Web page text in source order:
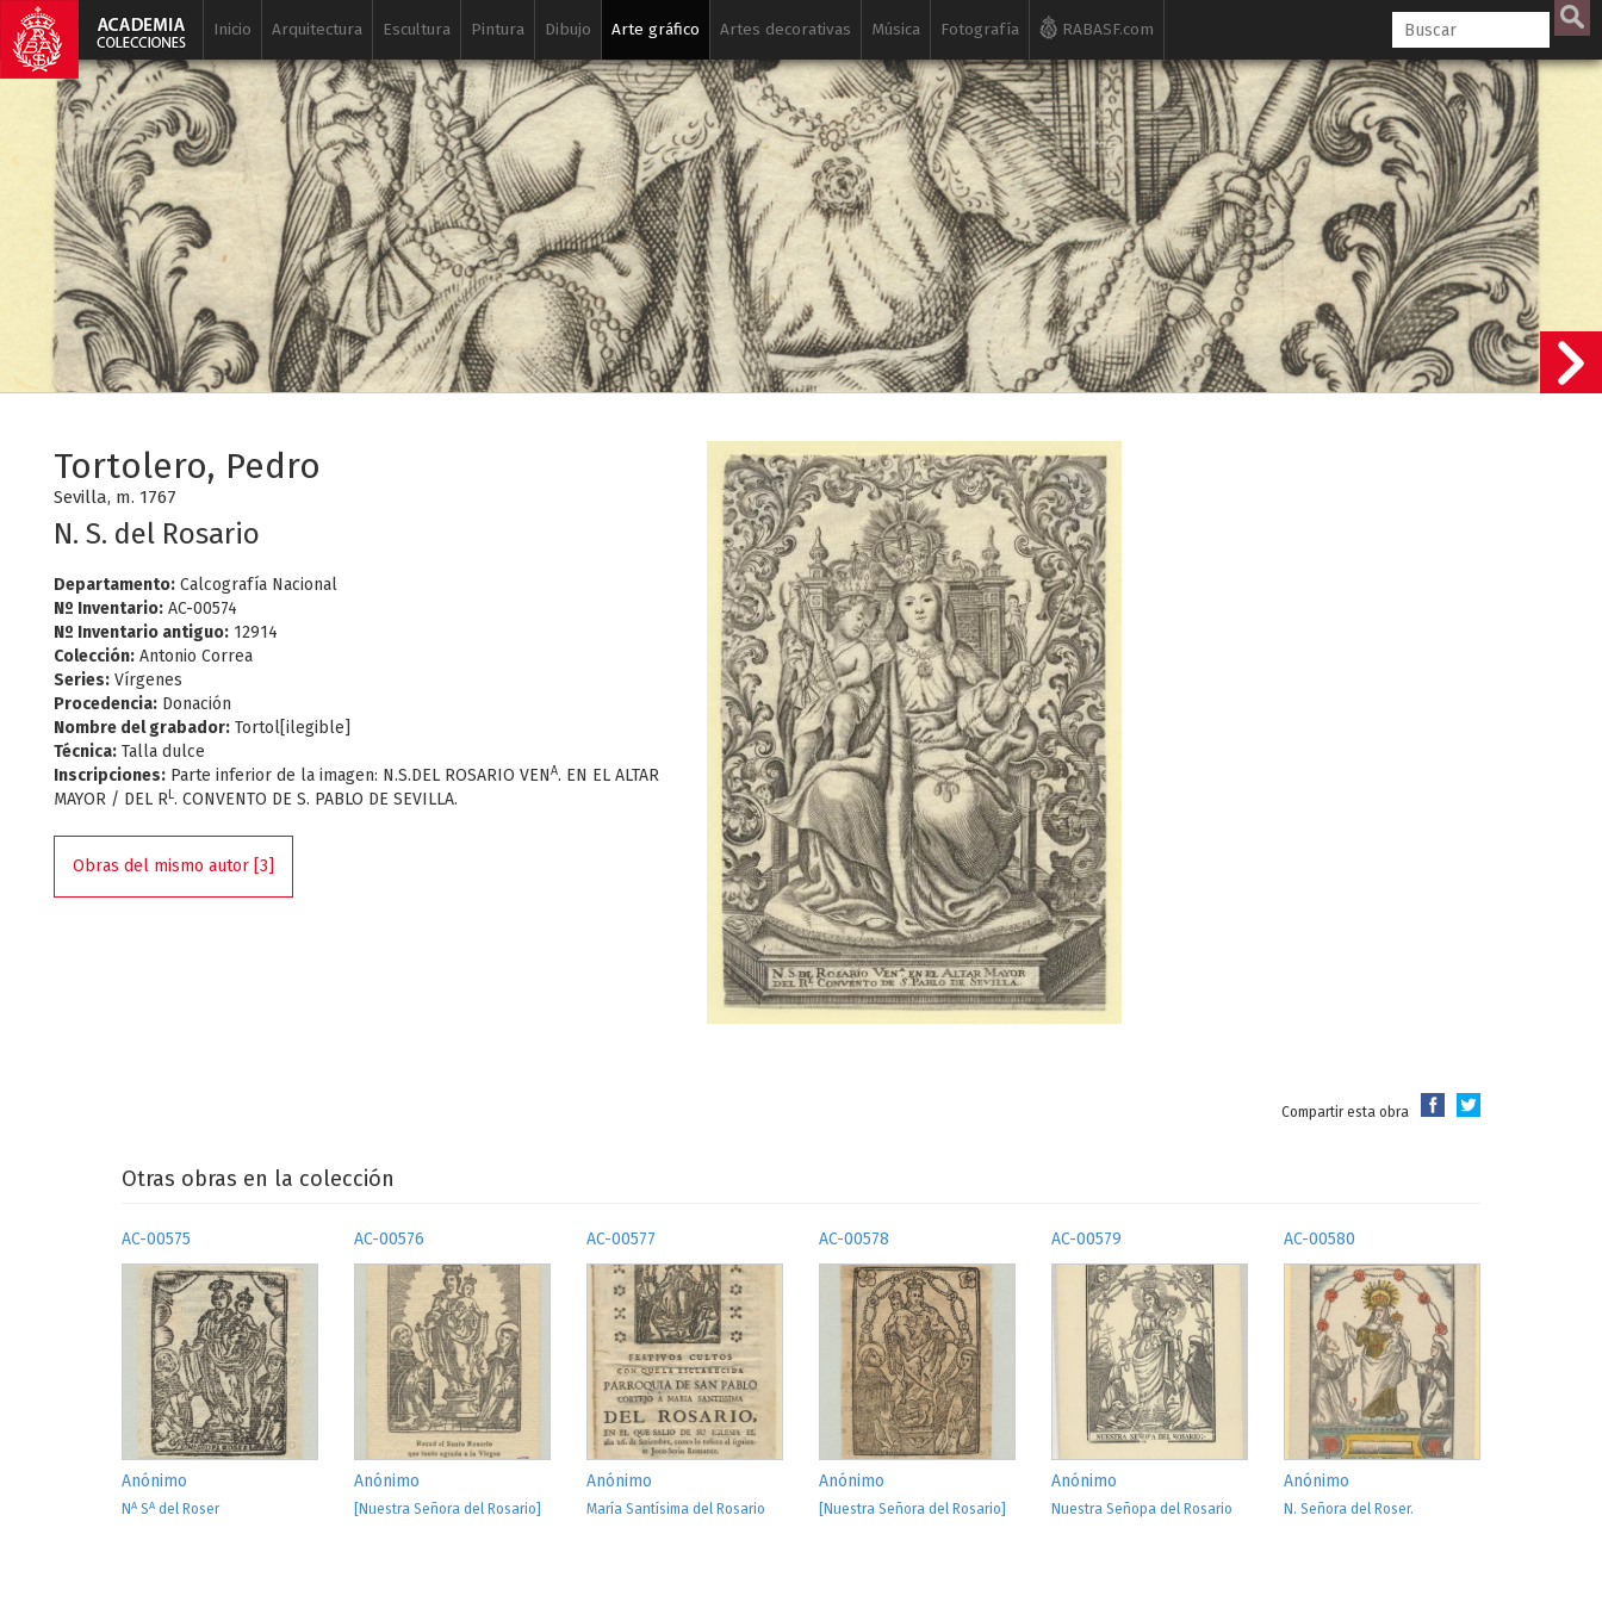
Inicio Arquitectura Escultura Pintura Dibujo Arte gráfico Artes decorativas Música Fotografía RABASF.com
Tortolero, Pedro
Sevilla, m. 1767
N. S. del Rosario
Departamento: Calcografía Nacional
Nº Inventario: AC-00574
Nº Inventario antiguo: 12914
Colección: Antonio Correa
Series: Vírgenes
Procedencia: Donación
Nombre del grabador: Tortol[ilegible]
Técnica: Talla dulce
Inscripciones: Parte inferior de la imagen: N.S.DEL ROSARIO VENA. EN EL ALTAR
MAYOR / DEL RL. CONVENTO DE S. PABLO DE SEVILLA.
Obras del mismo autor [3]
Compartir esta obra
Otras obras en la colección
AC-00575
Anónimo
N A SA del Roser
AC-00576
Anónimo
[Nuestra Señora del Rosario]
AC-00577
Anónimo
María Santísima del Rosario
AC-00578
Anónimo
[Nuestra Señora del Rosario]
AC-00579
Anónimo
Nuestra Señopa del Rosario
AC-00580
Anónimo
N. Señora del Roser.